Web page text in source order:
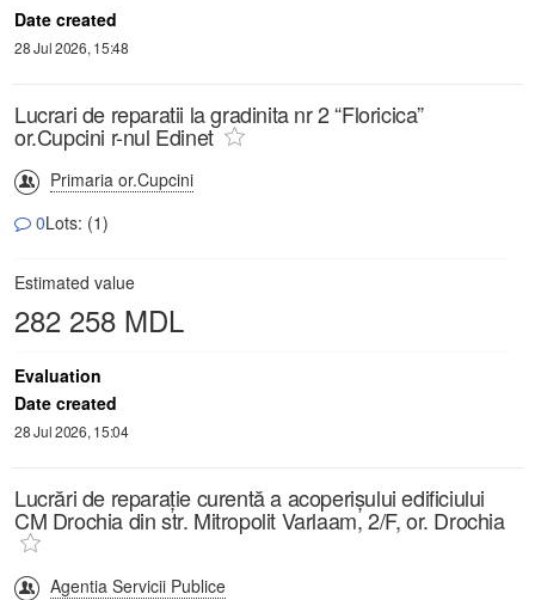
Date created
28 Jul 2026, 15:48
Lucrari de reparatii la gradinita nr 2 “Floricica”
or.Cupcini r-nul Edinet
Primaria or.Cupcini
0Lots: (1)
Estimated value
282 258 MDL
Evaluation
Date created
28 Jul 2026, 15:04
Lucrări de reparație curentă a acoperișului edificiului
CM Drochia din str. Mitropolit Varlaam, 2/F, or. Drochia
Agentia Servicii Publice